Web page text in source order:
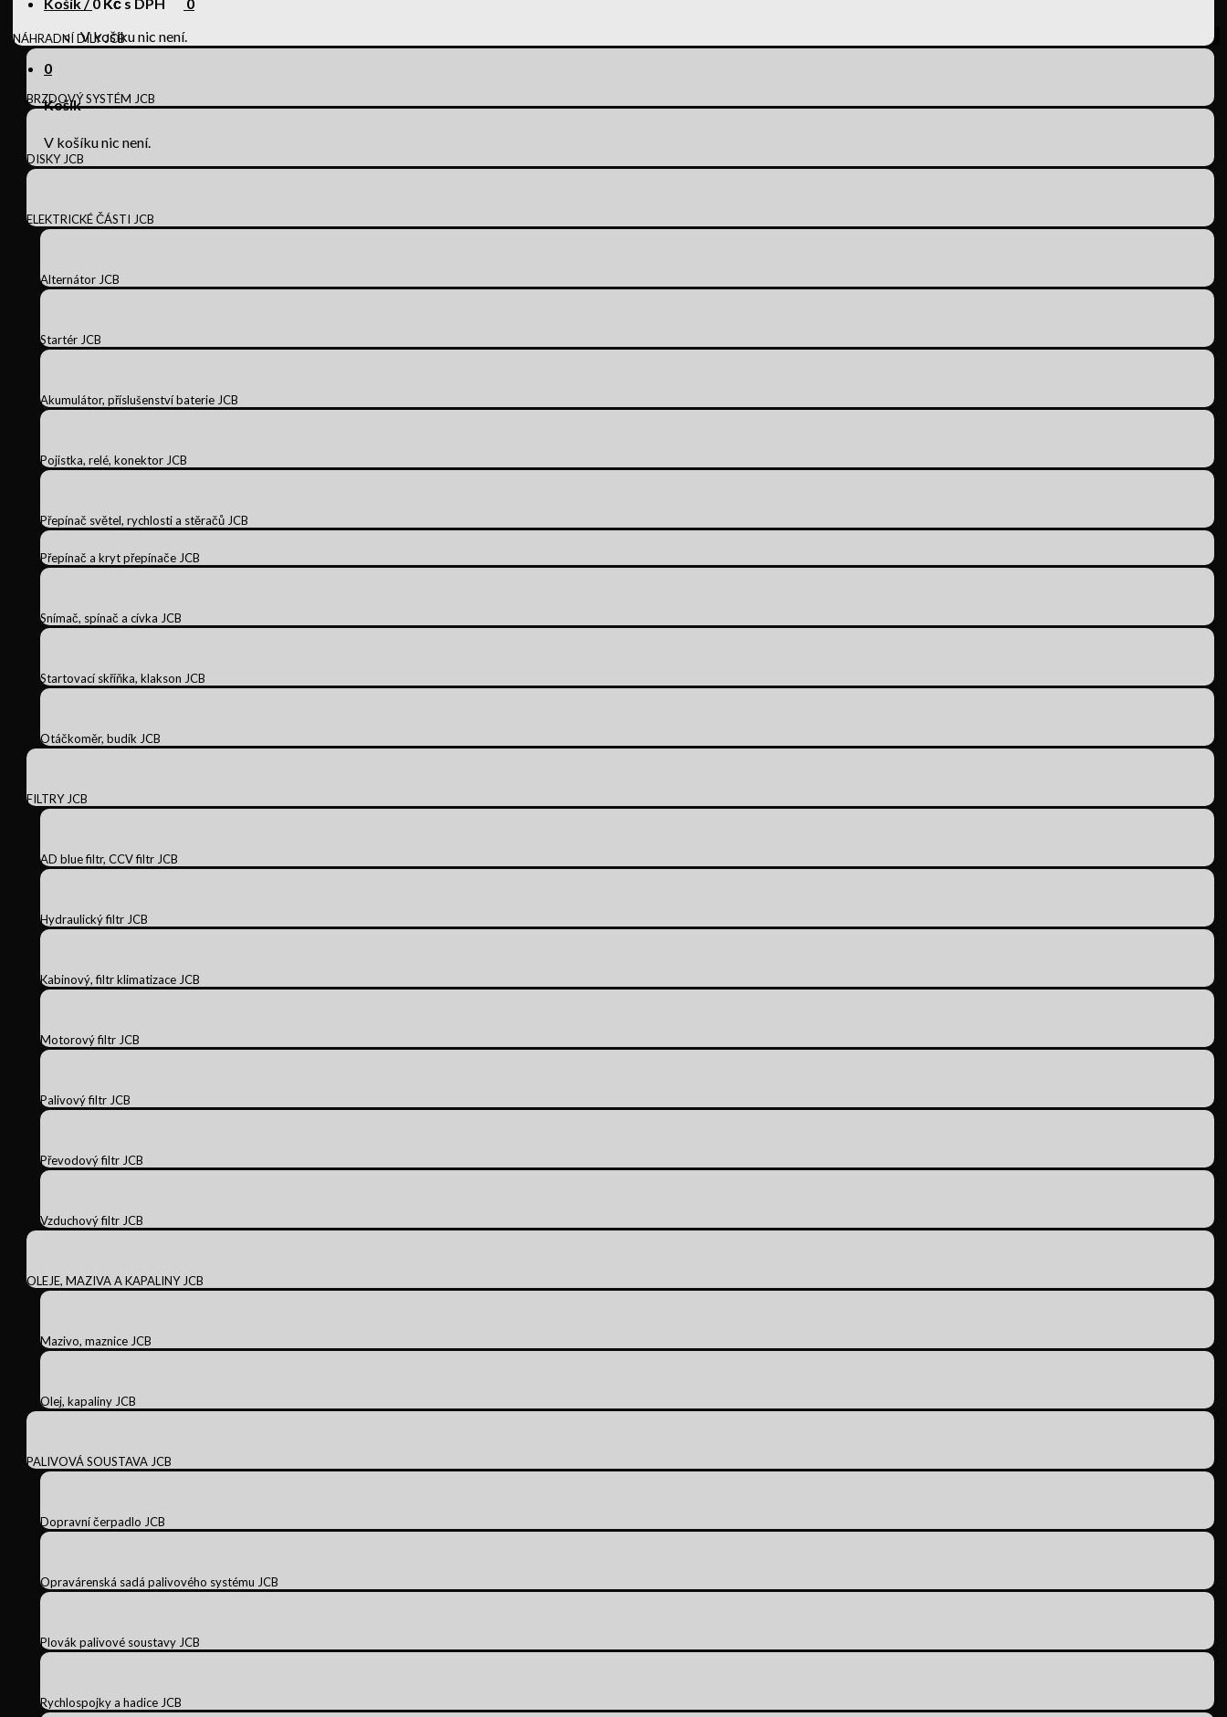
V košíku nic není.
0
Košík
V košíku nic není.
NÁHRADNÍ DÍLY JCB
BRZDOVÝ SYSTÉM JCB
DISKY JCB
ELEKTRICKÉ ČÁSTI JCB
Alternátor JCB
Startér JCB
Akumulátor, příslušenství baterie JCB
Pojistka, relé, konektor JCB
Přepínač světel, rychlosti a stěračů JCB
Přepínač a kryt přepínače JCB
Snímač, spínač a cívka JCB
Startovací skříňka, klakson JCB
Otáčkoměr, budík JCB
FILTRY JCB
AD blue filtr, CCV filtr JCB
Hydraulický filtr JCB
Kabinový, filtr klimatizace JCB
Motorový filtr JCB
Palivový filtr JCB
Převodový filtr JCB
Vzduchový filtr JCB
OLEJE, MAZIVA A KAPALINY JCB
Mazivo, maznice JCB
Olej, kapaliny JCB
PALIVOVÁ SOUSTAVA JCB
Dopravní čerpadlo JCB
Opravárenská sadá palivového systému JCB
Plovák palivové soustavy JCB
Rychlospojky a hadice JCB